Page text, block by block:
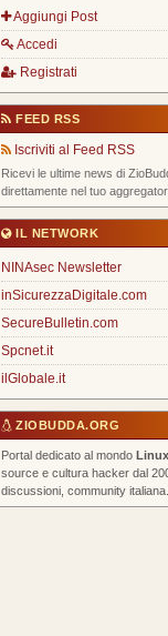
Aggiungi Post
Accedi
Registrati
FEED RSS
Iscriviti al Feed RSS
Ricevi le ultime news di
direttamente nel tuo
IL NETWORK
NINAsec Newsletter
inSicurezzaDigitale.com
SecureBulletin.com
Spcnet.it
ilGlobale.it
ZIOBUDDA.ORG
Portal dedicato al mondo Linux
source e cultura hacker dal
discussioni, community italiana.